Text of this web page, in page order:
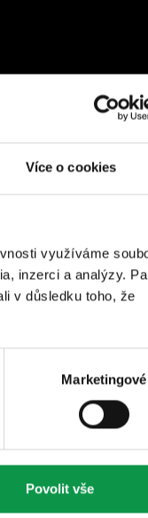
Více o cookies
využíváme
inzerci a analýzy.
v důsledku toho, že
Marketingové
Povolit vše